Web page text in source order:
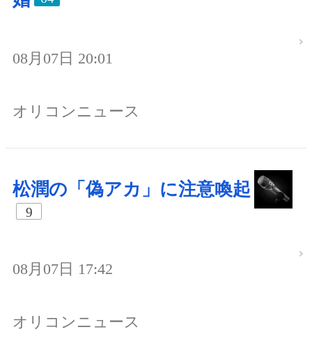
08月07日 20:01
オリコンニュース
松潤の「偽アカ」に注意喚起
9
08月07日 17:42
オリコンニュース